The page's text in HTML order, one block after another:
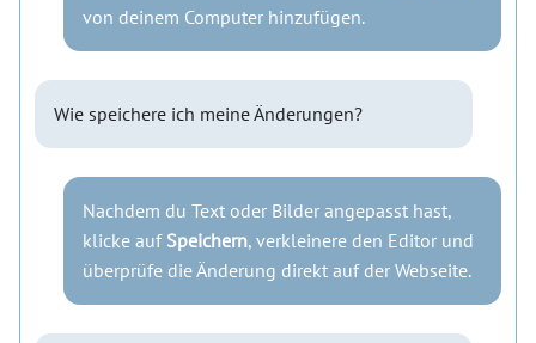
von deinem Computer hinzufügen.
Wie speichere ich meine Änderungen?
Nachdem du Text oder Bilder angepasst hast,
klicke auf Speichern, verkleinere den Editor und
überprüfe die Änderung direkt auf der Webseite.